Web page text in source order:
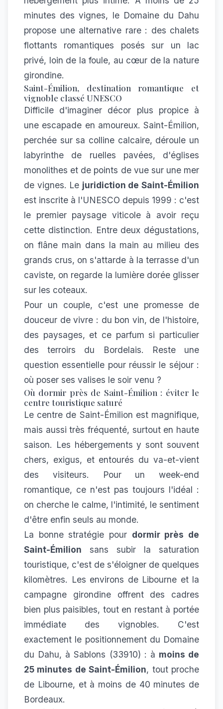
minutes des vignes, le Domaine du Dahu
propose une alternative rare : des chalets
flottants romantiques posés sur un lac
privé, loin de la foule, au cœur de la nature
girondine.
Saint-Émilion, destination romantique et
vignoble classé UNESCO
Difficile d'imaginer décor plus propice à
une escapade en amoureux. Saint-Émilion,
perchée sur sa colline calcaire, déroule un
labyrinthe de ruelles pavées, d'églises
monolithes et de points de vue sur une mer
de vignes. Le juridiction de Saint-Émilion
est inscrite à l'UNESCO depuis 1999 : c'est
le premier paysage viticole à avoir reçu
cette distinction. Entre deux dégustations,
on flâne main dans la main au milieu des
grands crus, on s'attarde à la terrasse d'un
caviste, on regarde la lumière dorée glisser
sur les coteaux.
Pour un couple, c'est une promesse de
douceur de vivre : du bon vin, de l'histoire,
des paysages, et ce parfum si particulier
des terroirs du Bordelais. Reste une
question essentielle pour réussir le séjour :
où poser ses valises le soir venu ?
Où dormir près de Saint-Émilion : éviter le
centre touristique saturé
Le centre de Saint-Émilion est magnifique,
mais aussi très fréquenté, surtout en haute
saison. Les hébergements y sont souvent
chers, exigus, et entourés du va-et-vient
des visiteurs. Pour un week-end
romantique, ce n'est pas toujours l'idéal :
on cherche le calme, l'intimité, le sentiment
d'être enfin seuls au monde.
La bonne stratégie pour dormir près de
Saint-Émilion sans subir la saturation
touristique, c'est de s'éloigner de quelques
kilomètres. Les environs de Libourne et la
campagne girondine offrent des cadres
bien plus paisibles, tout en restant à portée
immédiate des vignobles. C'est
exactement le positionnement du Domaine
du Dahu, à Sablons (33910) : à moins de
25 minutes de Saint-Émilion, tout proche
de Libourne, et à moins de 40 minutes de
Bordeaux.